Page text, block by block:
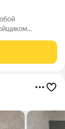
игровых